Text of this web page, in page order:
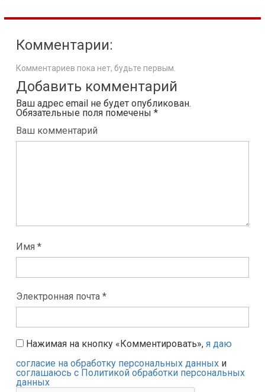
Комментарии:
Комментариев пока нет, будьте первым.
Добавить комментарий
Ваш адрес email не будет опубликован.
Обязательные поля помечены *
Ваш комментарий
Имя *
Электронная почта *
Нажимая на кнопку «Комментировать», я даю
согласие на обработку персональных данных и
соглашаюсь с Политикой обработки персональных
данных